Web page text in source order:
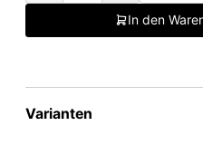
In den
Varianten